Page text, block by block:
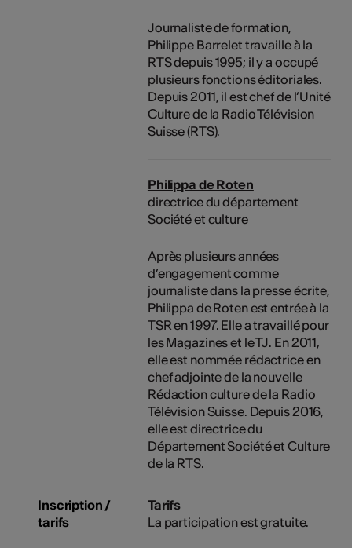
Journaliste de formation,
Philippe Barrelet travaille à la
RTS depuis 1995; il y a occupé
plusieurs fonctions éditoriales.
Depuis 2011, il est chef de l’Unité
Culture de la Radio Télévision
Suisse (RTS).
Philippa de Roten
directrice du département
Société et culture
Après plusieurs années
d’engagement comme
journaliste dans la presse écrite,
Philippa de Roten est entrée à la
TSR en 1997. Elle a travaillé pour
les Magazines et le TJ. En 2011,
elle est nommée rédactrice en
chef adjointe de la nouvelle
Rédaction culture de la Radio
Télévision Suisse. Depuis 2016,
elle est directrice du
Département Société et Culture
de la RTS.
Inscription /
tarifs
Tarifs
La participation est gratuite.